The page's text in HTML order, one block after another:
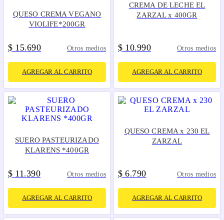
QUESO CREMA VEGANO
VIOLIFE*200GR
$ 15.690 Otros medios
AGREGAR AL CARRITO
CREMA DE LECHE EL
ZARZAL x 400GR
$ 10.990 Otros medios
AGREGAR AL CARRITO
SUERO PASTEURIZADO
KLARENS *400GR
$ 11 .390 Otros medios
AGREGAR AL CARRITO
QUESO CREMA x 230 EL
ZARZAL
$ 6.790 Otros medios
AGREGAR AL CARRITO